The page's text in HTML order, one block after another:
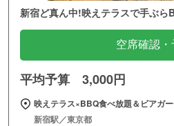
新宿ど真ん中!映えテラスで手ぶら
空席確認・
平均予算 3,000円
映えテラス×BBQ食べ放題＆ビアガ
新宿駅／東京都